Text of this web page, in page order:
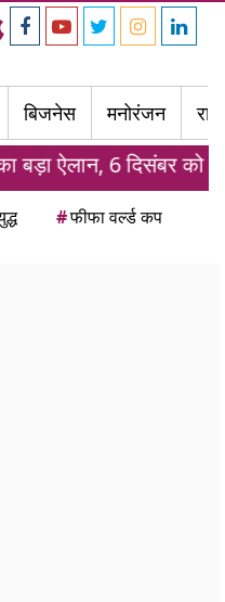
बिजनेस मनोरंजन
को होगी कार सेवा
#फीफा वर्ल्ड कप